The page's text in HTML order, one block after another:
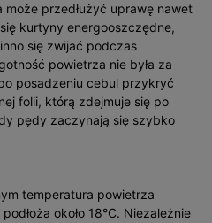
może przedłużyć uprawę nawet
kurtyny energooszczędne,
się zwijać podczas
powietrza nie była za
posadzeniu cebul przykryć
folii, którą zdejmuje się po
pędy zaczynają się szybko
temperatura powietrza
około 18°C. Niezależnie